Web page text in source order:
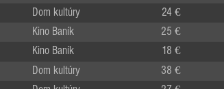
Dom kultúry 24 €
Kino Baník 25 €
Kino Baník 18 €
Dom kultúry 38 €